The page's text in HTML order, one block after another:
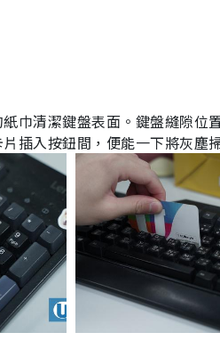
巾清潔鍵盤表面。鍵盤縫隙位
插入按鈕間，便能一下將灰塵